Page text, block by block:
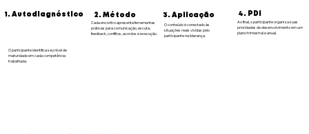
1. Autodiagnóstico 2. Método 3. Aplicação
O participante identifica seu nível de
maturidade em cada competência
trabalhada.
4. PDI
Ao final, o participante organiza suas
prioridades de desenvolvimento em um
plano trimestral e anual.
Cada encontro apresenta ferramentas
práticas para comunicação, escuta,
feedback, conflitos, acordos e execução.
O conteúdo é conectado às
situações reais vividas pelo
participante na liderança.